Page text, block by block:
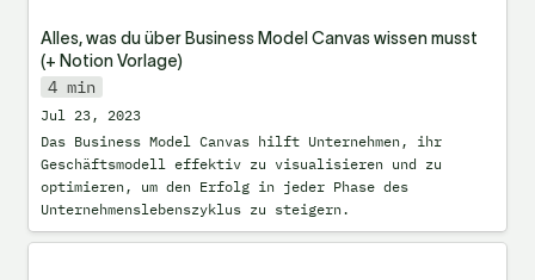
Alles, was du über Business Model Canvas wissen musst
(+ Notion Vorlage)
4 min
Jul 23, 2023
Das Business Model Canvas hilft Unternehmen, ihr
Geschäftsmodell effektiv zu visualisieren und zu
optimieren, um den Erfolg in jeder Phase des
Unternehmenslebenszyklus zu steigern.